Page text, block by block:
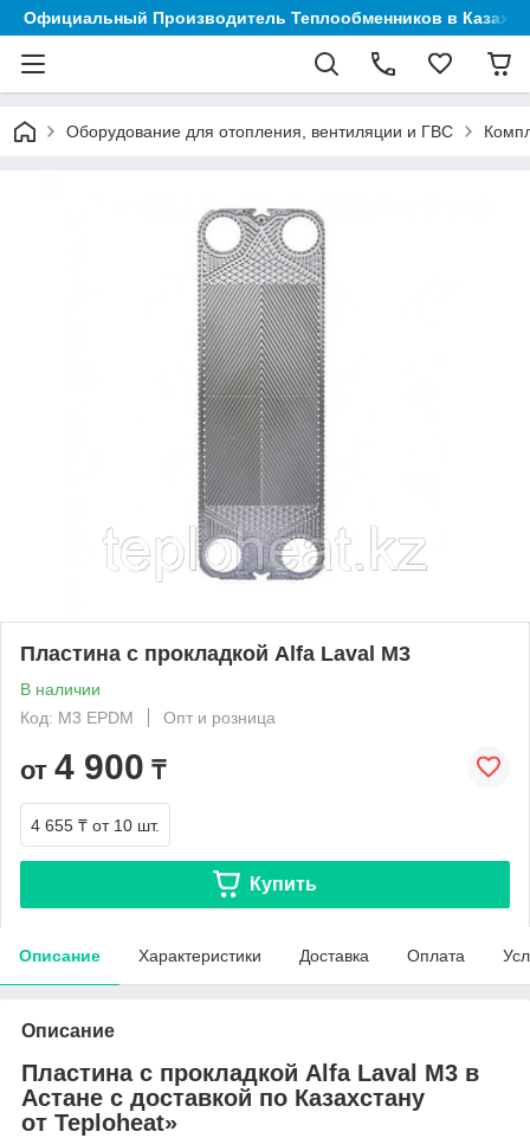
Официальный Производитель Теплообменников в
Оборудование для отопления, вентиляции и ГВС
Пластина с прокладкой Alfa Laval M3
В наличии
Код: M3 EPDM
Опт и розница
от 4 900 ₸
4 655 ₸ от 10 шт.
Купить
Описание Характеристики Доставка Оплата
Описание
Пластина с прокладкой Alfa Laval M3 в
Астане с доставкой по Казахстану
от Teploheat»